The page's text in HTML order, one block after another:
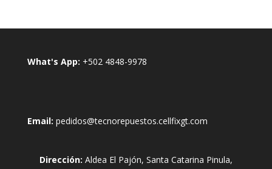
What's App: +502 4848-9978
Email: pedidos@tecnorepuestos.cellfixgt.com
Dirección: Aldea El Pajón, Santa Catarina Pinula,